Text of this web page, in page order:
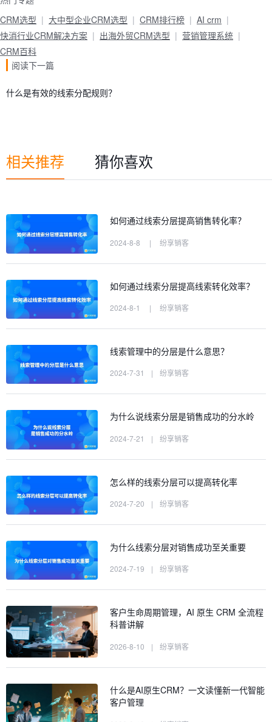
CRM选型
大中型企业CRM选型 CRM排行榜
AI crm
快消行业CRM解决方案
出海外贸CRM选型
营销管理系统
CRM百科
阅读下一篇
什么是有效的线索分配规则？
相关推荐 猜你喜欢
如何通过线索分层提高销售转化率？
2024-8-8 | 纷享销客
如何通过线索分层提高线索转化效率？
2024-8-1 | 纷享销客
线索管理中的分层是什么意思？
2024-7-31 | 纷享销客
为什么说线索分层是销售成功的分水岭
2024-7-21 | 纷享销客
怎么样的线索分层可以提高转化率
2024-7-20 | 纷享销客
为什么线索分层对销售成功至关重要
2024-7-19 | 纷享销客
客户生命周期管理，AI 原生 CRM 全流程
科普讲解
2026-8-10 | 纷享销客
什么是AI原生CRM？一文读懂新一代智能
客户管理